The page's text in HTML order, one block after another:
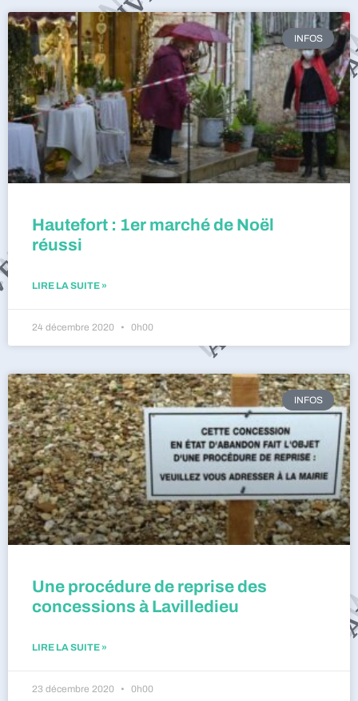
INFOS
Hautefort : 1er marché de Noël
réussi
LIRE LA SUITE »
24 décembre 2020 0h00
INFOS
Une procédure de reprise des
concessions à Lavilledieu
LIRE LA SUITE »
23 décembre 2020 0h00